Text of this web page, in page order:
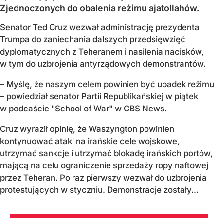
Zjednoczonych do obalenia reżimu ajatollahów.
Senator Ted Cruz wezwał administrację prezydenta
Trumpa do zaniechania dalszych przedsięwzięć
dyplomatycznych z Teheranem i nasilenia nacisków,
w tym do uzbrojenia antyrządowych demonstrantów.
– Myślę, że naszym celem powinien być upadek reżimu
– powiedział senator Partii Republikańskiej w piątek
w podcaście "School of War" w CBS News.
Cruz wyraził opinię, że Waszyngton powinien
kontynuować ataki na irańskie cele wojskowe,
utrzymać sankcje i utrzymać blokadę irańskich portów,
mającą na celu ograniczenie sprzedaży ropy naftowej
przez Teheran. Po raz pierwszy wezwał do uzbrojenia
protestujących w styczniu. Demonstracje zostały...